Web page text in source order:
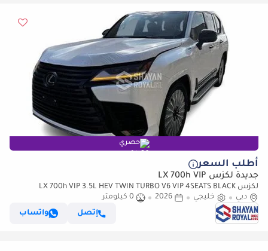
حصري
أطلب السعر
جديدة لكزس LX 700h VIP
لكزس LX 700h VIP 3.5L HEV TWIN TURBO V6 VIP 4SEATS BLACK
EDITION | AUTO PARKING | AT 4WD 2026MY
دبي خليجي 2026
0 كيلومتر
إتصل
واتساب